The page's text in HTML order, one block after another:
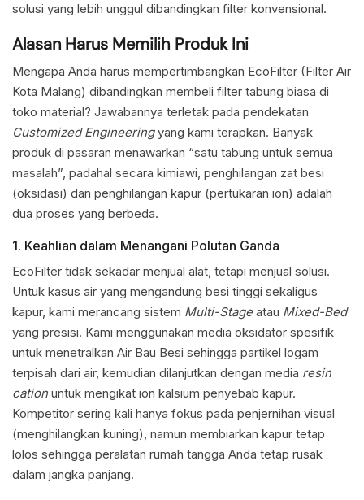
solusi yang lebih unggul dibandingkan filter konvensional.
Alasan Harus Memilih Produk Ini
Mengapa Anda harus mempertimbangkan EcoFilter (Filter Air
Kota Malang) dibandingkan membeli filter tabung biasa di
toko material? Jawabannya terletak pada pendekatan
Customized Engineeringyang kami terapkan. Banyak
produk di pasaran menawarkan “satu tabung untuk semua
masalah”, padahal secara kimiawi, penghilangan zat besi
(oksidasi) dan penghilangan kapur (pertukaran ion) adalah
dua proses yang berbeda.
1. Keahlian dalam Menangani Polutan Ganda
EcoFilter tidak sekadar menjual alat, tetapi menjual solusi.
Untuk kasus air yang mengandung besi tinggi sekaligus
kapur, kami merancang sistem Multi-Stageatau Mixed-Bed
yang presisi. Kami menggunakan media oksidator spesifik
untuk menetralkan Air Bau Besi sehingga partikel logam
terpisah dari air, kemudian dilanjutkan dengan media resin
cation untuk mengikat ion kalsium penyebab kapur.
Kompetitor sering kali hanya fokus pada penjernihan visual
(menghilangkan kuning), namun membiarkan kapur tetap
lolos sehingga peralatan rumah tangga Anda tetap rusak
dalam jangka panjang.